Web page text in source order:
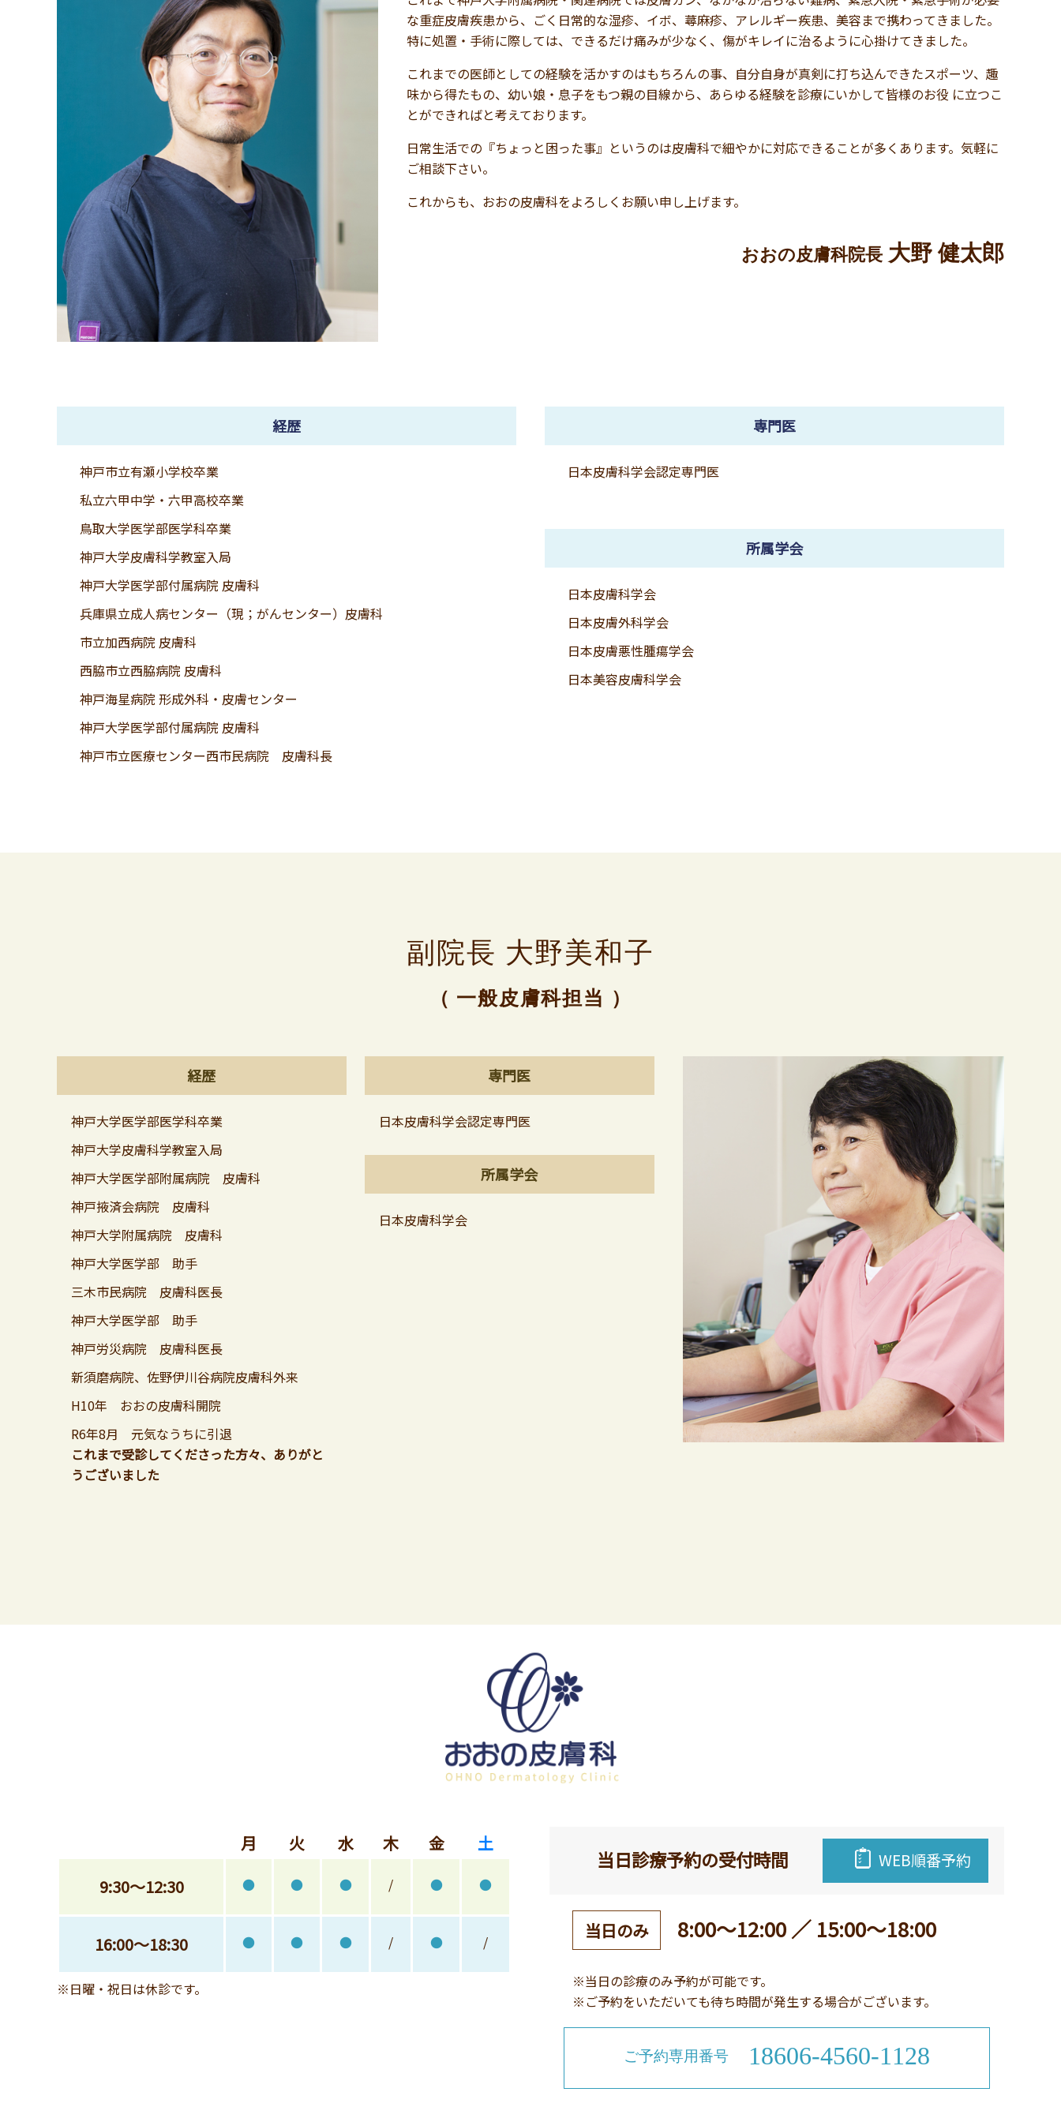
な重症皮膚疾患から、ごく日常的な湿疹、イボ、蕁麻疹、アレルギー疾患、美容まで携わってきました。
特に処置・手術に際しては、できるだけ痛みが少なく、傷がキレイに治るように心掛けてきました。
これまでの医師としての経験を活かすのはもちろんの事、自分自身が真剣に打ち込んできたスポーツ、趣
味から得たもの、幼い娘・息子をもつ親の目線から、あらゆる経験を診療にいかして皆様のお役 に立つこ
とができればと考えております。
日常生活での『ちょっと困った事』というのは皮膚科で細やかに対応できることが多くあります。気軽に
ご相談下さい。
これからも、おおの皮膚科をよろしくお願い申し上げます。
おおの皮膚科院長 大野 健太郎
経歴
神戸市立有瀬小学校卒業
私立六甲中学・六甲高校卒業
鳥取大学医学部医学科卒業
神戸大学皮膚科学教室入局
神戸大学医学部付属病院 皮膚科
兵庫県立成人病センター（現；がんセンター）皮膚科
市立加西病院 皮膚科
西脇市立西脇病院 皮膚科
神戸海星病院 形成外科・皮膚センター
神戸大学医学部付属病院 皮膚科
神戸市立医療センター西市民病院 皮膚科長
専門医
日本皮膚科学会認定専門医
所属学会
日本皮膚科学会
日本皮膚外科学会
日本皮膚悪性腫瘍学会
日本美容皮膚科学会
副院長 大野美和子
（ 一般皮膚科担当 ）
経歴
神戸大学医学部医学科卒業
神戸大学皮膚科学教室入局
神戸大学医学部附属病院 皮膚科
神戸掖済会病院 皮膚科
神戸大学附属病院 皮膚科
神戸大学医学部 助手
三木市民病院 皮膚科医長
神戸大学医学部 助手
神戸労災病院 皮膚科医長
新須磨病院、佐野伊川谷病院皮膚科外来
H10年 おおの皮膚科開院
R6年8月 元気なうちに引退
これまで受診してくださった方々、ありがと
うございました
専門医
日本皮膚科学会認定専門医
所属学会
日本皮膚科学会
月 火 水 木 金
土
9:30～12:30
● ● ● / ● ●
16:00～18:30 ● ● ● / ● /
※日曜・祝日は休診です。
当日診療予約の受付時間 WEB順番予約
当日のみ 8:00～12:00 ／ 15:00～18:00
※当日の診療のみ予約が可能です。
※ご予約をいただいても待ち時間が発生する場合がございます。
ご予約専用番号 18606-4560-1128